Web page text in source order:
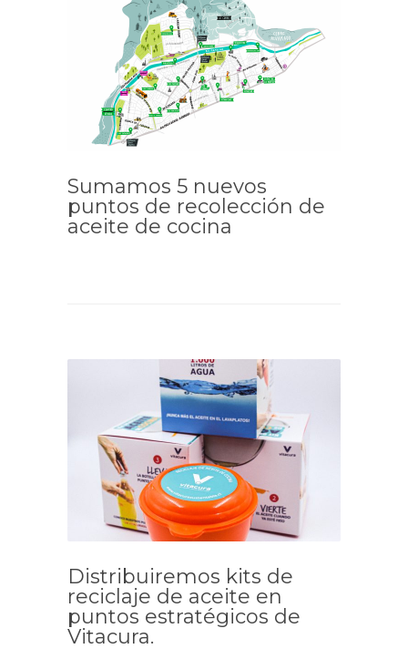
Sumamos 5 nuevos
puntos de recolección de
aceite de cocina
Distribuiremos kits de
reciclaje de aceite en
puntos estratégicos de
Vitacura.